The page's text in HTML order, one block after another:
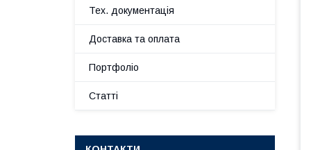
Тех. документація
Доставка та оплата
Портфоліо
Статті